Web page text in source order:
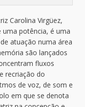
Carolina Virgüez,
uma potência, é uma
atuação numa área
são lançados
fluxos
recriação do
de voz, de som e
em que se denota